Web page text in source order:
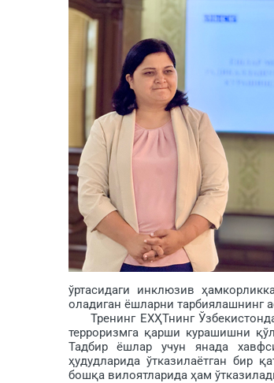
ўртасидаги инклюзив
оладиган ёшларни тарбиялашнинг
Тренинг ЕХҲТнинг
терроризмга қарши курашишни
Тадбир ёшлар учун янада
ҳудудларида ўтказилаётган бир
бошқа вилоятларида ҳам